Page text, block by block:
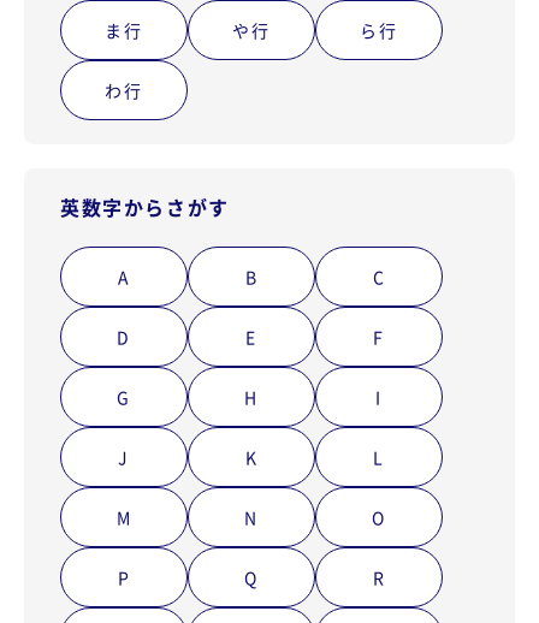
すべての機能
ま行 や行 ら行
わ行
英数字からさがす
A B C
D E F
G H I
J K L
M N O
P Q R